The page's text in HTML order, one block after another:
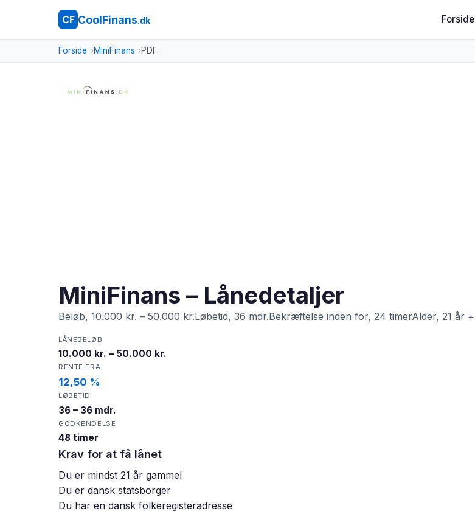
CF CoolFinans.dk Forside
Forside MiniFinans PDF
MiniFinans – Lånedetaljer
Beløb, 10.000 kr. – 50.000 kr.Løbetid, 36 mdr.Bekræftelse inden for, 24 timerAlder, 21 år +
LÅNEBELØB
10.000 kr. – 50.000 kr.
RENTE FRA
12,50 %
LØBETID
36 – 36 mdr.
GODKENDELSE
48 timer
Krav for at få lånet
Du er mindst 21 år gammel
Du er dansk statsborger
Du har en dansk folkeregisteradresse